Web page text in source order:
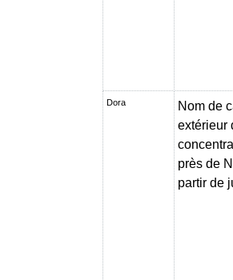
Dora
Nom de
extérieur
près de
partir de